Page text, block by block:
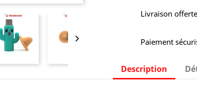

Livraison offerte
Paiement
Description